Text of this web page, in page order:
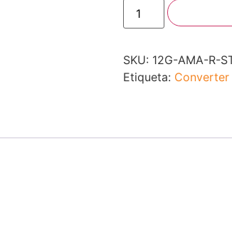
SKU: 12G-AMA-R-
Etiqueta: Converter